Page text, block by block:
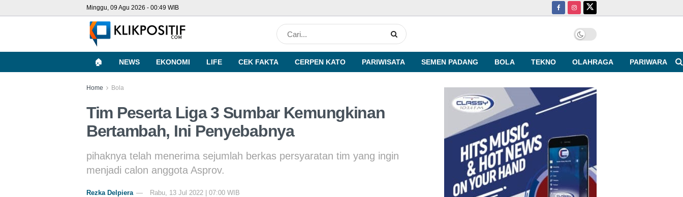
Minggu, 09 Agu 2026 - 00:49 WIB
🏠 NEWS EKONOMI LIFE CEK FAKTA CERPEN KATO PARIWISATA SEMEN PADANG BOLA TEKNO OLAHRAGA PARIWARA
Home Bola
Tim Peserta Liga 3 Sumbar Kemungkinan
Bertambah, Ini Penyebabnya
pihaknya telah menerima sejumlah berkas persyaratan tim yang ingin
menjadi calon anggota Asprov.
Rezka Delpiera Rabu, 13 Jul 2022 | 07:00 WIB